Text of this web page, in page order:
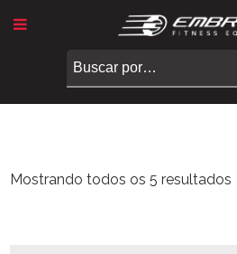
Mostrando todos os 5 resultados